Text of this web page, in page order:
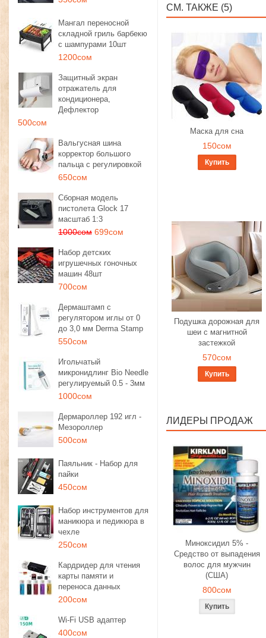
Мангал переносной
складной гриль барбекю
с шампурами 10шт
1200сом
Защитный экран
отражатель для
кондиционера,
Дефлектор
500сом
Вальгусная шина
корректор большого
пальца с регулировкой
650сом
Сборная модель
пистолета Glock 17
масштаб 1:3
1000сом 699сом
Набор детских
игрушечных гоночных
машин 48шт
700сом
Дермаштамп с
регулятором иглы от 0
до 3,0 мм Derma Stamp
550сом
Игольчатый
микронидлинг Bio Needle
регулируемый 0.5 - 3мм
1000сом
Дермароллер 192 игл -
Мезороллер
500сом
Паяльник - Набор для
пайки
450сом
Набор инструментов для
маникюра и педикюра в
чехле
250сом
Кардридер для чтения
карты памяти и
переноса данных
200сом
Wi-Fi USB адаптер
400сом
СМ. ТАКЖЕ (5)
Маска для сна
150сом
Купить
Подушка дорожная для
шеи с магнитной
застежкой
570сом
Купить
ЛИДЕРЫ ПРОДАЖ
Миноксидил 5% -
Средство от выпадения
волос для мужчин
(США)
800сом